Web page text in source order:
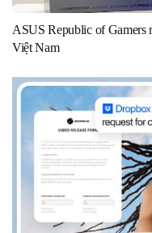
ASUS Republic of Gamers
Việt Nam